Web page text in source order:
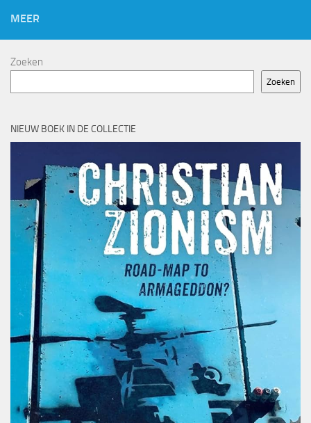
MEER
Zoeken
Zoeken
NIEUW BOEK IN DE COLLECTIE